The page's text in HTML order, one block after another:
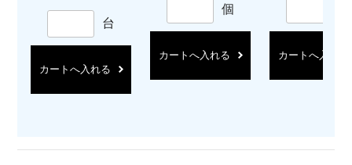
台
カートへ入れる
個
カートへ入れる カートへ入れる